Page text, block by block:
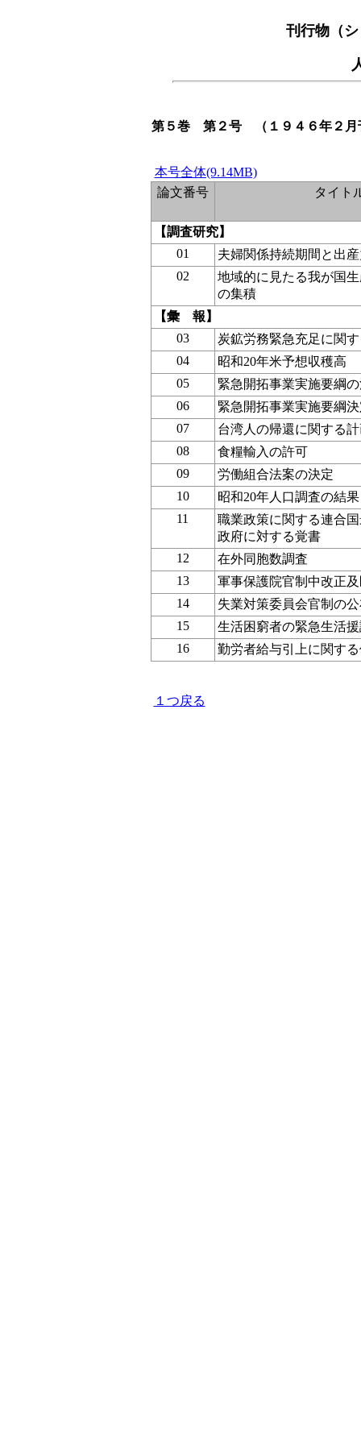
刊行物（
第５巻 第２号 （１９４６年２月
本号全体(9.14MB)
論文番号
タイト
【調査研究】
01
夫婦関係持続期間と出
02
地域的に見たる我が国
の集積
【彙 報】
03
炭鉱労務緊急充足に関
04
昭和20年米予想収穫高
05
緊急開拓事業実施要綱
06
緊急開拓事業実施要綱
07
台湾人の帰還に関する
08
食糧輸入の許可
09
労働組合法案の決定
10
昭和20年人口調査の結果
11
職業政策に関する連合
政府に対する覚書
12
在外同胞数調査
13
軍事保護院官制中改正
14
失業対策委員会官制の
15
生活困窮者の緊急生活
16
勤労者給与引上に関す
１つ戻る